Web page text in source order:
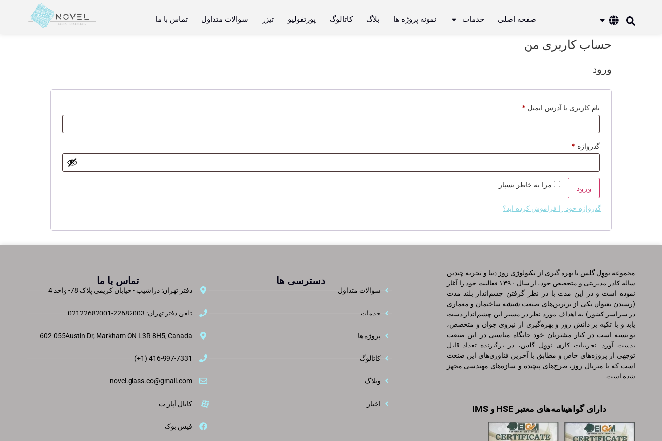
صفحه اصلی خدمات نمونه پروژه ها بلاگ کاتالوگ پورتفولیو تیزر سوالات متداول تماس با ما
حساب کاربری من
ورود
نام کاربری یا آدرس ایمیل *
گذرواژه *
مرا به خاطر بسپار ورود
گذرواژه خود را فراموش کرده اید؟
مجموعه نووِل گلس با بهره گیری از تکنولوژی روز دنیا و تجربه چندین
ساله کادر مدیریتی و متخصص خود، از سال ۱۳۹۰ فعالیت خود را آغاز
نموده است و در این مدت با در نظر گرفتن چشم‌انداز بلند مدت
(‌رسیدن بعنوان یکی از برترین‌های صنعت شیشه ساختمان و معماری
در سراسر کشور‌) به اهداف مورد نظر در مسیر این چشم‌انداز دست
یابد و با تکیه بر دانش روز و بهره‌گیری از نیروی جوان و متخصص،
توانسته است در کنار مشتریان خود جایگاه مناسبی در این صنعت
بدست آورد. تجربیات کاری نووِل گلس، در برگیرنده تعداد قابل
توجهی از پروژه‌های خاص و مطابق با آخرین فناوری‌های این صنعت
است که با متریال روز، طرح‌های پیچیده و سازه‌های مهندسی مجهز
شده است.
دارای گواهینامه‌های معتبر HSE و IMS
دسترسی ها
سوالات متداول
خدمات
پروژه ها
کاتالوگ
وبلاگ
اخبار
تماس با ما
دفتر تهران: دزاشیب - خیابان کریمی پلاک 78- واحد 4
تلفن دفتر تهران: 22682003-02122682001
602-055Austin Dr, Markham ON L3R 8H5, Canada
416-997-7331 (1+)
novel.glass.co@gmail.com
کانال آپارات
فیس بوک